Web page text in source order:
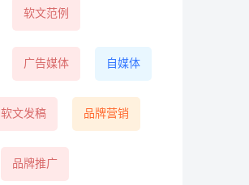
软文范例
广告媒体 自媒体
软文发稿 品牌营销
品牌推广